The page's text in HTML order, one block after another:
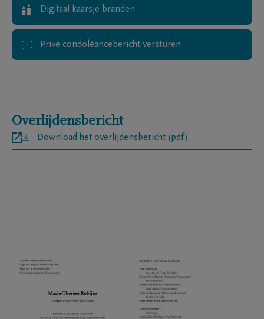
Digitaal kaarsje branden
Privé condoléancebericht versturen
Overlijdensbericht
Download het overlijdensbericht (pdf)